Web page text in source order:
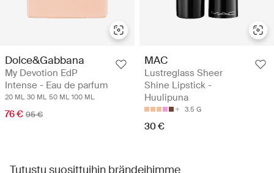
Dolce&Gabbana
My Devotion EdP
Intense - Eau de parfum
20 ML 30 ML 50 ML 100 ML
76 € 95 €
MAC
Lustreglass Sheer
Shine Lipstick -
Huulipuna
3.5 G
30 €
Tutustu suosittuihin brändeihimme